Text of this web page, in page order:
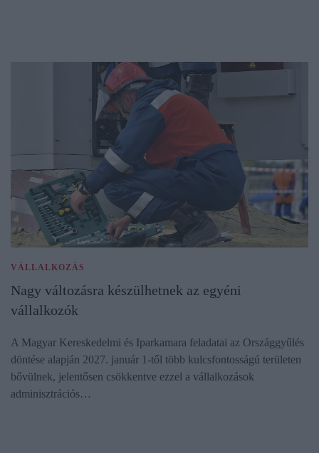
VÁLLALKOZÁS
Nagy változásra készülhetnek az egyéni
vállalkozók
A Magyar Kereskedelmi és Iparkamara feladatai az Országgyűlés
döntése alapján 2027. január 1-től több kulcsfontosságú területen
bővülnek, jelentősen csökkentve ezzel a vállalkozások
adminisztrációs…